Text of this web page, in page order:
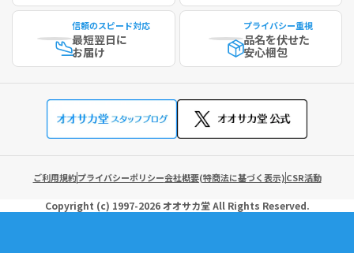
信頼のスピード対応
最短翌日に
お届け
プライバシー重視
品名を伏せた
安心梱包
ご利用規約プライバシーポリシー会社概要(特商法に基づく表示)CSR活動
Copyright (c) 1997-2026 オオサカ堂All Rights Reserved.